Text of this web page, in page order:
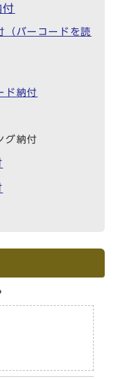
付
（バーコードを読
ド納付
グ納付